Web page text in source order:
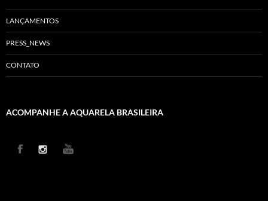
LANÇAMENTOS
PRESS_NEWS
CONTATO
ACOMPANHE A AQUARELA BRASILEIRA